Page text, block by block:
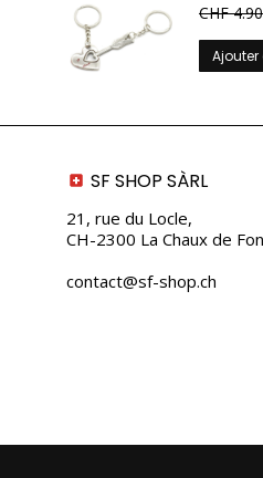
CHF4.90
SF SHOP SÀRL
21, rue du Locle,
CH-2300 La Chaux de
contact@sf-shop.ch